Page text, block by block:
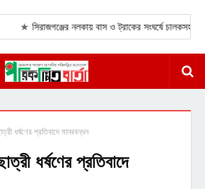
সিরাজগঞ্জের নলকায় বাস ও ট্রাকের সংঘর্ষে চালকসহ
ধর্ষণের প্রতিবাদে মানববন্ধন
ধর্ষণের প্রতিবাদে